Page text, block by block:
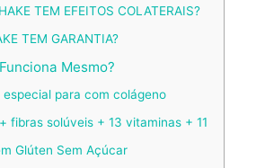
TEM EFEITOS COLATERAIS?
TEM GARANTIA?
Mesmo?
para com colágeno
fibras solúveis + 13 vitaminas + 11
Glúten Sem Açúcar